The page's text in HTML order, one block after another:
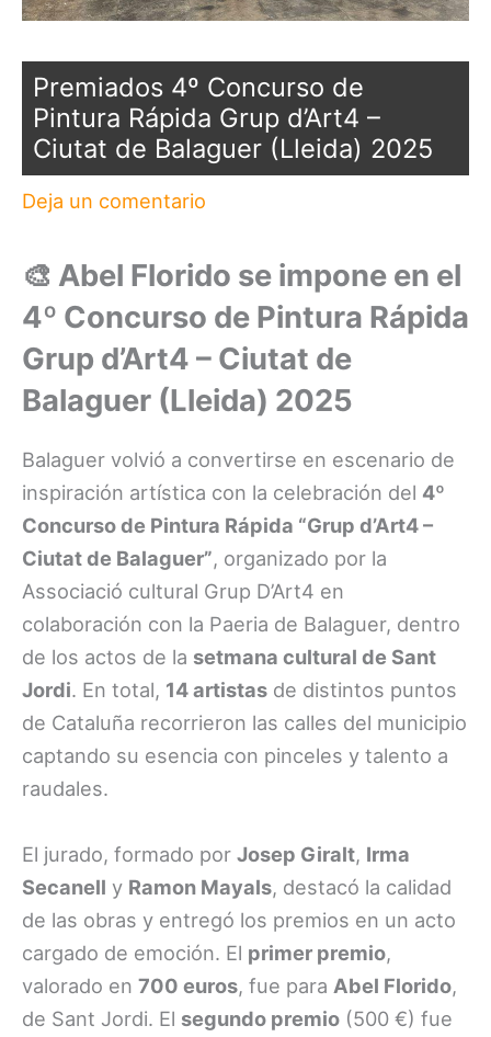
Premiados 4º Concurso de
Pintura Rápida Grup d’Art4 –
Ciutat de Balaguer (Lleida) 2025
Deja un comentario
🎨 Abel Florido se impone en el
4º Concurso de Pintura Rápida
Grup d’Art4 – Ciutat de
Balaguer (Lleida) 2025
Balaguer volvió a convertirse en escenario de
inspiración artística con la celebración del 4º
Concurso de Pintura Rápida “Grup d’Art4 –
Ciutat de Balaguer”, organizado por la
Associació cultural Grup D’Art4 en
colaboración con la Paeria de Balaguer, dentro
de los actos de la setmana cultural de Sant
Jordi. En total, 14 artistas de distintos puntos
de Cataluña recorrieron las calles del municipio
captando su esencia con pinceles y talento a
raudales.
El jurado, formado por Josep Giralt, Irma
Secanell y Ramon Mayals, destacó la calidad
de las obras y entregó los premios en un acto
cargado de emoción. El primer premio,
valorado en 700 euros, fue para Abel Florido,
de Sant Jordi. El segundo premio (500 €) fue